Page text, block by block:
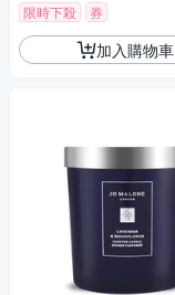
限時下殺 券
加入購物車